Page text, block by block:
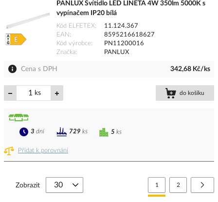
PANLUX Svítidlo LED LINETA 4W 350lm 5000K s
vypínačem IP20 bílá
Kód ELFETEX
11.124.367
EAN
8595216618627
Kód výrobce
PN11200016
Značka
PANLUX
Cena s DPH 342,68 Kč/ks
ks do košíku
Přidat k porovnání
5 ks
3 dní 729 ks
Stránka
Právě si prohlížíte
1 Stránka
2
Zobrazit